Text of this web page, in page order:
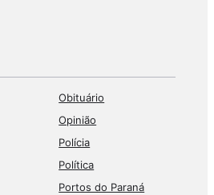
Obituário
Opinião
Polícia
Política
Portos do Paraná